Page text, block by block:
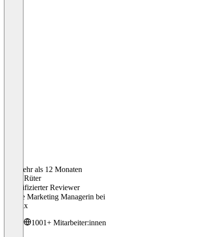
Vor mehr als 12 Monaten
Maria Rüter
Verifizierter Reviewer
Online Marketing Managerin bei
bonprix
1001+ Mitarbeiter:innen